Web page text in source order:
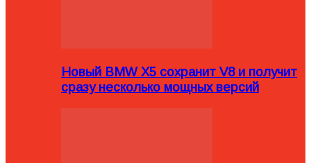
Новый BMW X5 сохранит V8 и получит
сразу несколько мощных версий